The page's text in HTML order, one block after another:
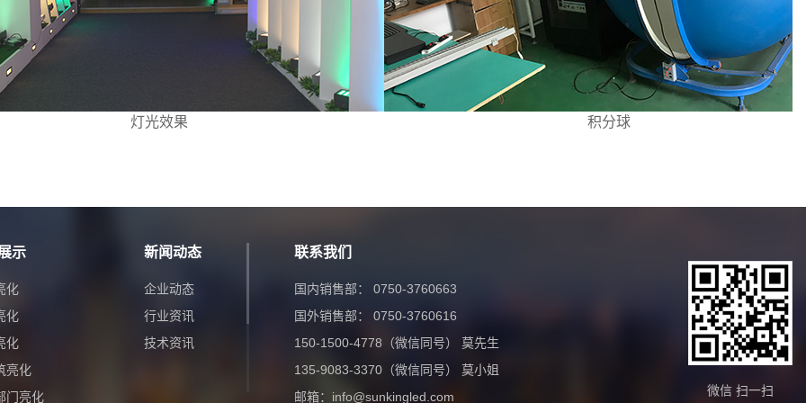
灯光效果 积分球
示
化
化
化
亮化
门亮化
新闻动态
企业动态
行业资讯
技术资讯
联系我们
国内销售部： 0750-3760663
国外销售部： 0750-3760616
150-1500-4778（微信同号） 莫先生
135-9083-3370（微信同号） 莫小姐
邮箱：info@sunkingled.com
微信 扫一扫